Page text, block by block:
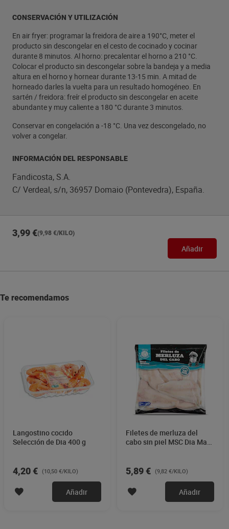
CONSERVACIÓN Y UTILIZACIÓN
En air fryer: programar la freidora de aire a 190°C, meter el
producto sin descongelar en el cesto de cocinado y cocinar
durante 8 minutos. Al horno: precalentar el horno a 210 °C.
Colocar el producto sin descongelar sobre la bandeja y a media
altura en el horno y hornear durante 13-15 min. A mitad de
horneado darles la vuelta para un resultado homogéneo. En
sartén / freidora: freír el producto sin descongelar en aceite
abundante y muy caliente a 180 °C durante 3 minutos.
Conservar en congelación a -18 °C. Una vez descongelado, no
volver a congelar.
INFORMACIÓN DEL RESPONSABLE
Fandicosta, S.A.
C/ Verdeal, s/n, 36957 Domaio (Pontevedra), España.
3,99 €(9,98 €/KILO)
Añadir
Te recomendamos
Langostino cocido
Selección de Dia 400 g
4,20 € (10,50 €/KILO)
Añadir
Filetes de merluza del
cabo sin piel MSC Dia Mari
5,89 € (9,82 €/KILO)
Añadir